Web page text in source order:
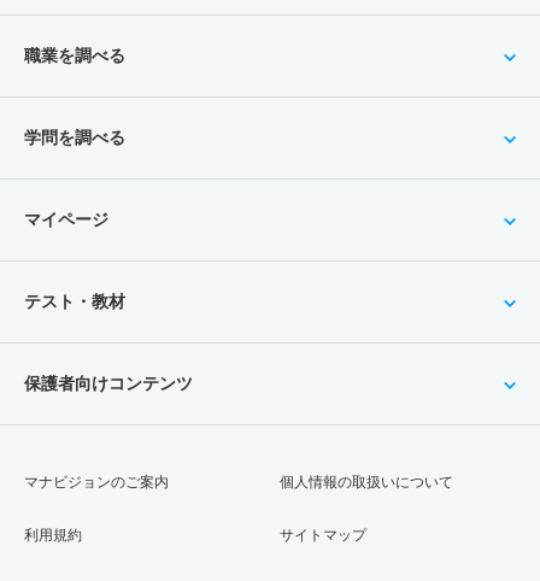
職業を調べる
学問を調べる
マイページ
テスト・教材
保護者向けコンテンツ
マナビジョンのご案内
利用規約
個人情報の取扱いについて
サイトマップ